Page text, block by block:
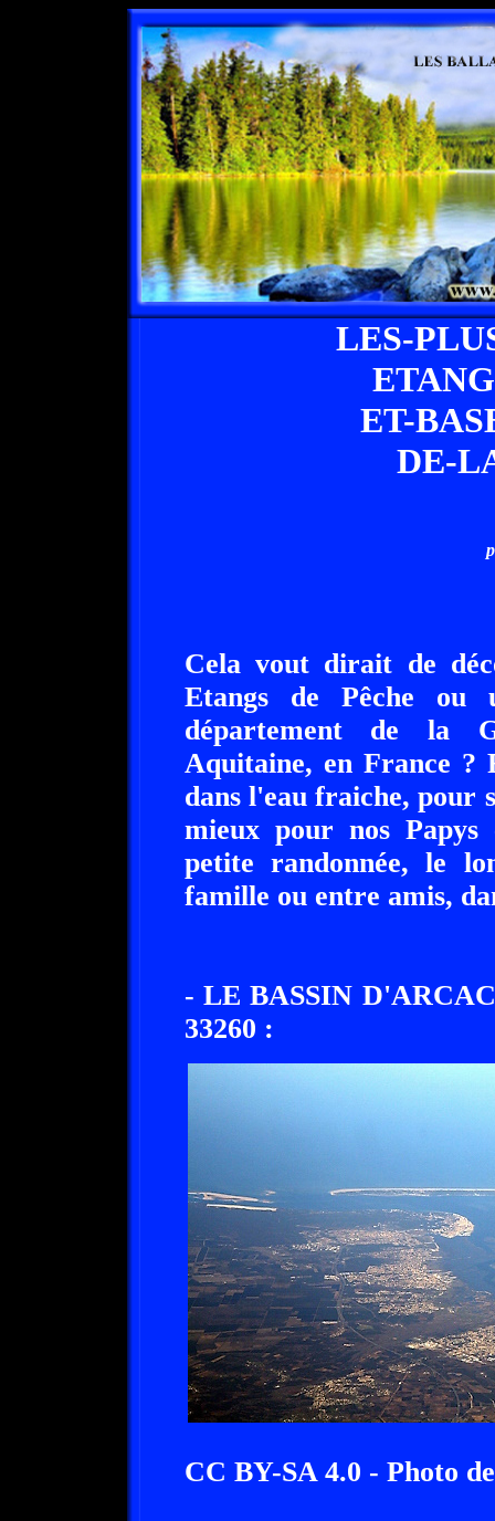
LES-
ET-
DE-
Cela vout dirait de
Etangs de Pêche ou
département de la
Aquitaine, en France ?
dans l'eau fraiche, pour
mieux pour nos
petite randonnée, le
famille ou entre amis,
- LE BASSIN
33260 :
CC BY-SA 4.0 - Photo